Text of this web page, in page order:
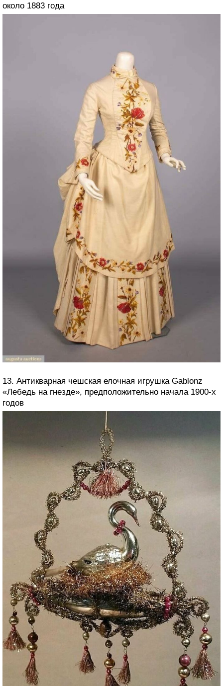
около 1883 года
13. Антикварная чешская елочная игрушка Gablonz
«Лебедь на гнезде», предположительно начала 1900-х
годов